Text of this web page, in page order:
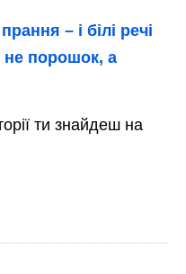
– і білі речі
не порошок, а
ти знайдеш на